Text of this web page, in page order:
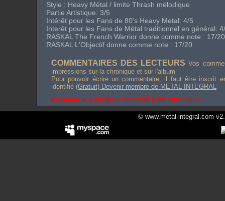
Style : Heavy Métal / limite Thrash mélodique
Partie Artistique: 3/5
Intérêt pour les Fans de 80's Heavy Metal: 4/5
Interêt pour les Fans de Métal traditionnel en général:
RASKAL The French Warrior donne comme note : 17/20
RASKAL L'Objectif donne comme note : 17/20
COMMENTAIRES DES LECTEURS Vos
impressions sur la chronique et sur l'album
Pour pouvoir écrire un commentaire, il faut être inscrit
identifié (Gratuit) Devenir membre de METAL INTEGRAL
Personne n'a encore commenté cette chronique.
© www.metal-integral.com